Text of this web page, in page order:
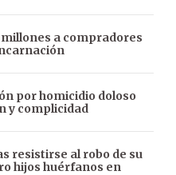
millones a compradores
por homicidio doloso
y complicidad
resistirse al robo de su
hijos huérfanos en